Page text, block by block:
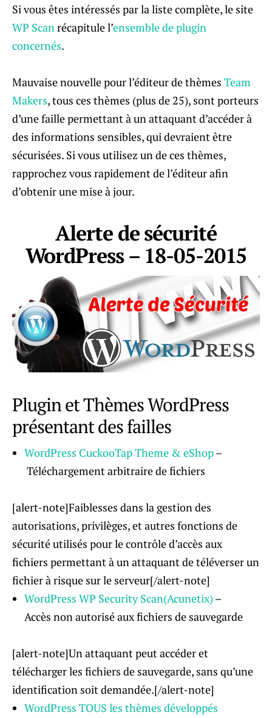
Si vous êtes intéressés par la liste complète, le site
WP Scanrécapitule l’ensemble de plugin
concernés.
Mauvaise nouvelle pour l’éditeur de thèmes Team
Makers, tous ces thèmes (plus de 25), sont porteurs
d’une faille permettant à un attaquant d’accéder à
des informations sensibles, qui devraient être
sécurisées. Si vous utilisez un de ces thèmes,
rapprochez vous rapidement de l’éditeur afin
d’obtenir une mise à jour.
Alerte de sécurité
WordPress – 18-05-2015
Plugin et Thèmes WordPress
présentant des failles
WordPress CuckooTap Theme & eShop–
Téléchargement arbitraire de fichiers
[alert-note]Faiblesses dans la gestion des
autorisations, privilèges, et autres fonctions de
sécurité utilisés pour le contrôle d’accès aux
fichiers permettant à un attaquant de téléverser un
fichier à risque sur le serveur[/alert-note]
WordPress WP Security Scan(Acunetix) –
Accès non autorisé aux fichiers de sauvegarde
[alert-note]Un attaquant peut accéder et
télécharger les fichiers de sauvegarde, sans qu’une
identification soit demandée.[/alert-note]
WordPress TOUS les thèmes développés